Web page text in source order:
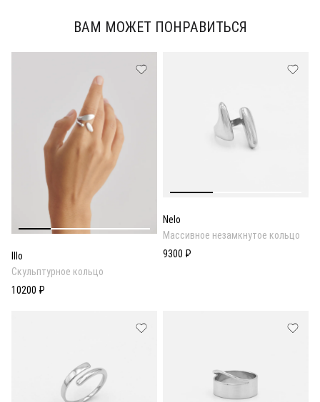
ВАМ МОЖЕТ ПОНРАВИТЬСЯ
Illo
Скульптурное кольцо
10200 ₽
Nelo
Массивное незамкнутое кольцо
9300 ₽